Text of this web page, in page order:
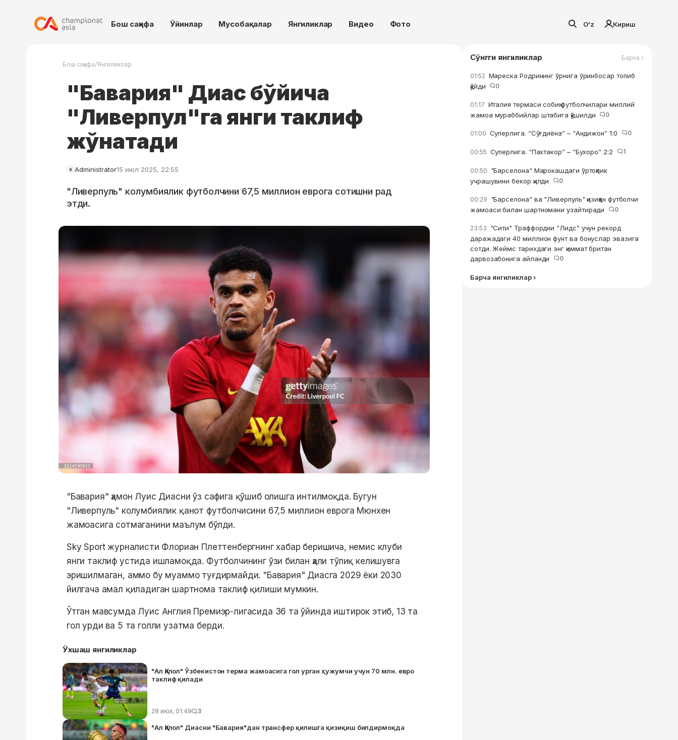
Бош саҳифа Ўйинлар Мусобақалар Янгиликлар Видео Фото O'z Кириш
Бош саҳифа/Янгиликлар
"Бавария" Диас бўйича
"Ливерпул"га янги таклиф
жўнатади
Administrator15 июл 2025, 22:55
"Ливерпуль" колумбиялик футболчини 67,5 миллион еврога сотишни рад
этди.
"Бавария" ҳамон Луис Диасни ўз сафига қўшиб олишга интилмоқда. Бугун
"Ливерпуль" колумбиялик қанот футболчисини 67,5 миллион еврога Мюнхен
жамоасига сотмаганини маълум бўлди.
Sky Sport журналисти Флориан Плеттенбергнинг хабар беришича, немис клуби
янги таклиф устида ишламоқда. Футболчининг ўзи билан ҳали тўлиқ келишувга
эришилмаган, аммо бу муаммо туғдирмайди. "Бавария" Диасга 2029 ёки 2030
йилгача амал қиладиган шартнома таклиф қилиши мумкин.
Ўтган мавсумда Луис Англия Премиэр-лигасида 36 та ўйинда иштирок этиб, 13 та
гол урди ва 5 та голли узатма берди.
Ўхшаш янгиликлар
"Ал Ҳилол" Ўзбекистон терма жамоасига гол урган ҳужумчи учун 70 млн. евро
таклиф қилади
28 июл, 01:49 3
"Ал Ҳилол" Диасни "Бавария"дан трансфер қилишга қизиқиш билдирмоқда
Сўнгги янгиликлар Барча ›
01:52 Мареска Родрининг ўрнига ўринбосар топиб
қўйди
0
01:17 Италия термаси собиқ футболчилари миллий
жамоа мураббийлар штабига қўшилди
0
01:00 Суперлига. “Сўғдиёна” – “Андижон” 1:0 0
00:55 Суперлига. “Пахтакор” – “Бухоро” 2:2 1
00:50 "Барселона" Марокашдаги ўртоқлик
учрашувини бекор қилди
0
00:29 "Барселона" ва "Ливерпуль" қизиққан футболчи
жамоаси билан шартномани узайтиради
0
23:53 "Сити" Траффордни "Лидс" учун рекорд
даражадаги 40 миллион фунт ва бонуслар эвазига
сотди. Жеймс тарихдаги энг қиммат британ
дарвозабонига айланди
0
Барча янгиликлар ›